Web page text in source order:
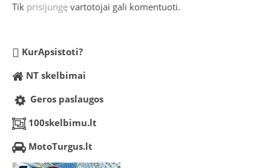
Tik prisijungę vartotojai gali komentuoti.
KurApsistoti?
NT skelbimai
Geros paslaugos
100skelbimu.lt
MotoTurgus.lt